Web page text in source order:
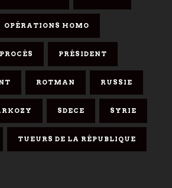
OPÉRATIONS HOMO
PROCÈS PRÉSIDENT
ROTMAN RUSSIE
SDECE SYRIE
TUEURS DE LA RÉPUBLIQUE